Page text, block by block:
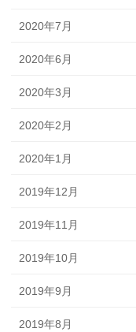
2020年7月
2020年6月
2020年3月
2020年2月
2020年1月
2019年12月
2019年11月
2019年10月
2019年9月
2019年8月